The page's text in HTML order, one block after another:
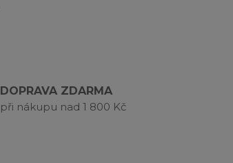
DOPRAVA ZDARMA
při nákupu nad 1 800 Kč